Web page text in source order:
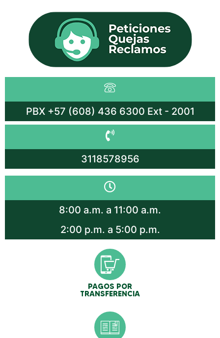
PBX +57 (608) 436 6300 Ext - 2001
3118578956
8:00 a.m. a 11:00 a.m.
2:00 p.m. a 5:00 p.m.
PAGOS POR
TRANSFERENCIA